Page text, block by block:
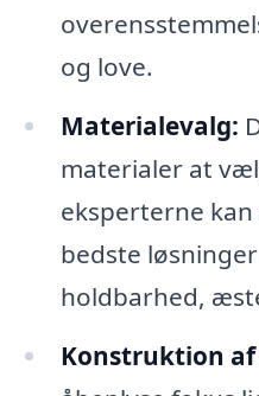
og love.
Materialevalg:
materialer at
eksperterne
bedste
holdbarhed,
Konstruktion